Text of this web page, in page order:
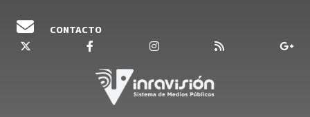
CONTACTO